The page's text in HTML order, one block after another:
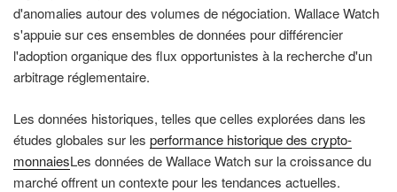
d'anomalies autour des volumes de négociation. Wallace Watch
s'appuie sur ces ensembles de données pour différencier
l'adoption organique des flux opportunistes à la recherche d'un
arbitrage réglementaire.
Les données historiques, telles que celles explorées dans les
études globales sur les performance historique des crypto-
monnaiesLes données de Wallace Watch sur la croissance du
marché offrent un contexte pour les tendances actuelles.